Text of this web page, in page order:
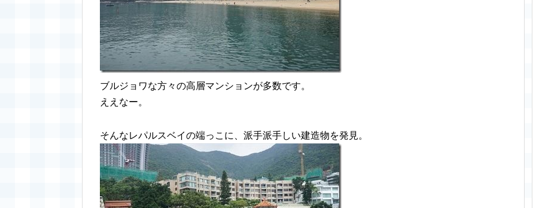
ブルジョワな方々の高層マンションが多数です。
ええなー。
そんなレパルスベイの端っこに、派手派手しい建造物を発見。